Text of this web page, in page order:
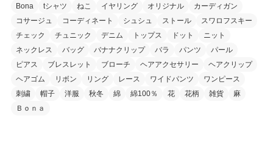
Bona tシャツ ねこ イヤリング オリジナル
カーディガン
コサージュ
コーディネート シュシュ ストール
スワロフスキー
チェック
チュニック デニム トップス ドット
ニット
ネックレス
バッグ バナナクリップ バラ パンツ
パール
ピアス
ブレスレット ブローチ ヘアアクセサリー
ヘアクリップ
ヘアゴム
リボン リング レース ワイドパンツ
ワンピース
刺繍
帽子 洋服 秋冬 綿 綿100％ 花 花柄 雑貨
麻
Ｂｏｎａ